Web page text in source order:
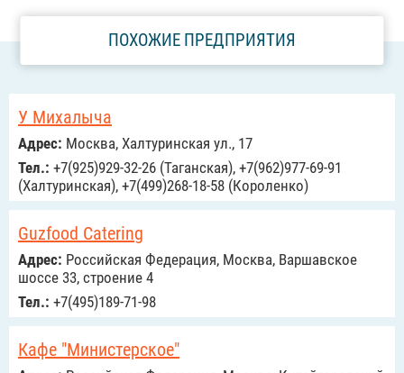
ПОХОЖИЕ ПРЕДПРИЯТИЯ
У Михалыча
Адрес: Москва, Халтуринская ул., 17
Тел.: +7(925)929-32-26 (Таганская), +7(962)977-69-91
(Халтуринская), +7(499)268-18-58 (Короленко)
Guzfood Catering
Адрес: Российcкая Федерация, Москва, Варшавское
шоссе 33, строение 4
Тел.: +7(495)189-71-98
Кафе "Министерское"